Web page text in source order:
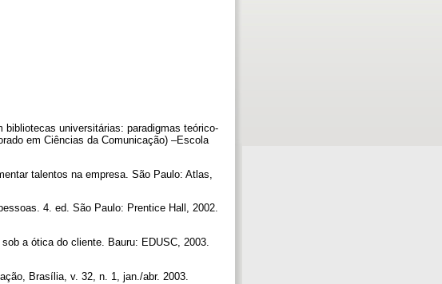
universitárias: paradigmas teórico-
em Ciências da Comunicação) –Escola
talentos na empresa. São Paulo: Atlas,
4. ed. São Paulo: Prentice Hall, 2002.
a ótica do cliente. Bauru: EDUSC, 2003.
Brasília, v. 32, n. 1, jan./abr. 2003.